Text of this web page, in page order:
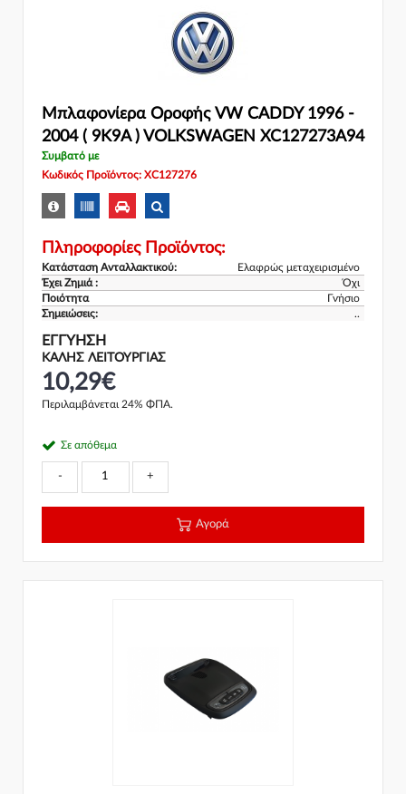
Μπλαφονίερα Οροφής VW CADDY 1996 -
2004 ( 9K9A ) VOLKSWAGEN XC127273A94
Συμβατό με
Κωδικός Προϊόντος: XC127276
Πληροφορίες Προϊόντος:
Κατάσταση Ανταλλακτικού:
Ελαφρώς μεταχειρισμένο
Έχει Ζημιά :
Όχι
Ποιότητα
Γνήσιο
Σημειώσεις:
..
ΕΓΓΎΗΣΗ
ΚΑΛΗΣ ΛΕΙΤΟΥΡΓΙΑΣ
10,29€
Περιλαμβάνεται 24% ΦΠΑ.
Σε απόθεμα
- +
Αγορά